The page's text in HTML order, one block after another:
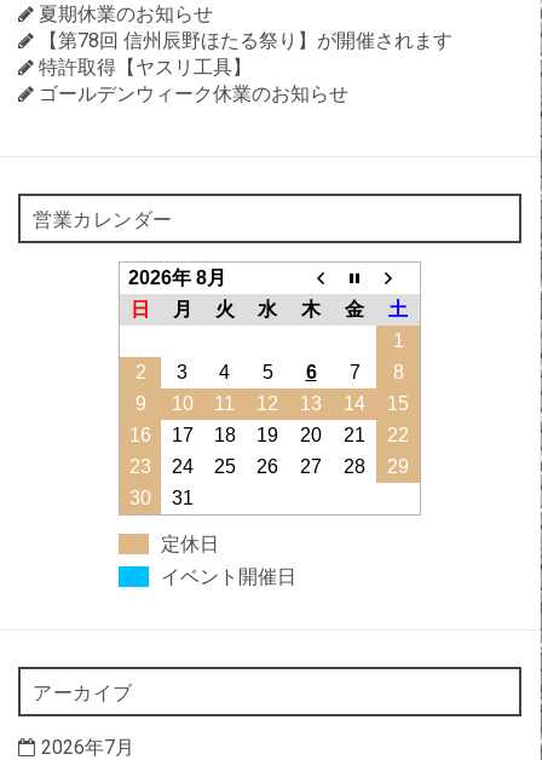
夏期休業のお知らせ
【第78回 信州辰野ほたる祭り】が開催されます
特許取得【ヤスリ工具】
ゴールデンウィーク休業のお知らせ
営業カレンダー
2026年 8月
日
月 火 水 木 金
土
1
2
3 4 5 6 7
8
9
10 11 12 13 14
15
16
17 18 19 20 21
22
23
24 25 26 27 28
29
30
31
定休日
イベント開催日
アーカイブ
2026年7月